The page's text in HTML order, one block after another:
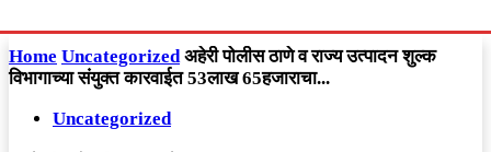
Home Uncategorized अहेरी पोलीस ठाणे व राज्य उत्पादन शुल्क
विभागाच्या संयुक्त कारवाईत 53लाख 65हजाराचा...
Uncategorized